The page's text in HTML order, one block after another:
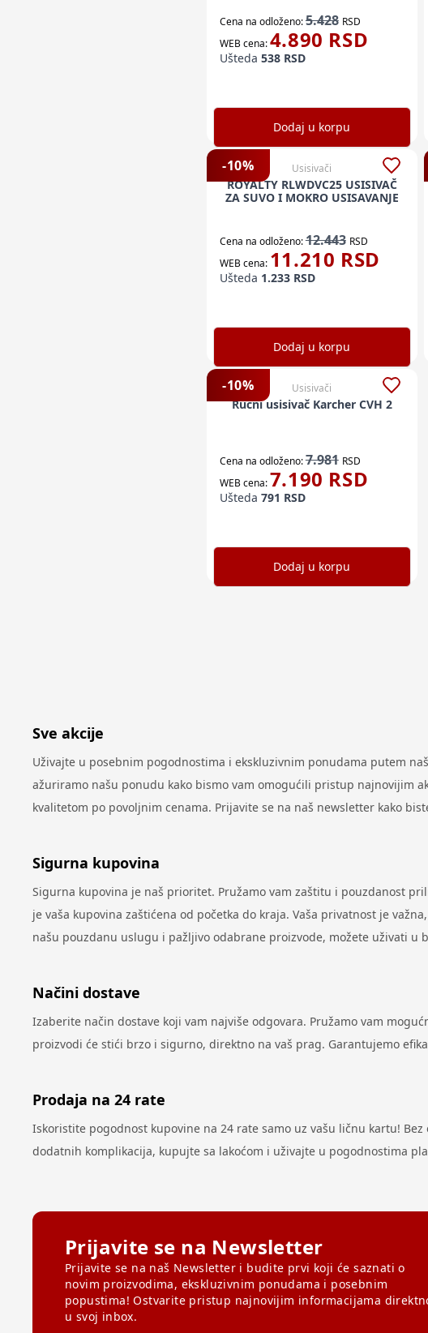
Cena na odloženo:5.428 RSD
WEB cena:4.890 RSD
Ušteda 538RSD
Dodaj u korpu
-10% Usisivači
ROYALTY RLWDVC25 USISIVAČ
ZA SUVO I MOKRO USISAVANJE
Cena na odloženo:12.443 RSD
WEB cena: 11.210 RSD
Ušteda 1.233RSD
Dodaj u korpu
-10% Usisivači
Ručni usisivač Karcher CVH 2
Cena na odloženo:7.981 RSD
WEB cena:7.190 RSD
Ušteda 791 RSD
Dodaj u korpu
Sve akcije
Uživajte u posebnim pogodnostima i ekskluzivnim ponudama putem
ažuriramo našu ponudu kako bismo vam omogućili pristup najnovijim
kvalitetom po povoljnim cenama. Prijavite se na naš newsletter kako
Sigurna kupovina
Sigurna kupovina je naš prioritet. Pružamo vam zaštitu i pouzdanost
je vaša kupovina zaštićena od početka do kraja. Vaša privatnost je
našu pouzdanu uslugu i pažljivo odabrane proizvode, možete uživati u
Načini dostave
Izaberite način dostave koji vam najviše odgovara. Pružamo vam
proizvodi će stići brzo i sigurno, direktno na vaš prag. Garantujemo
Prodaja na 24 rate
Iskoristite pogodnost kupovine na 24 rate samo uz vašu ličnu kartu!
dodatnih komplikacija, kupujte sa lakoćom i uživajte u pogodnostima
Prijavite se na Newsletter
Prijavite se na naš Newsletter i budite prvi koji će saznati o
novim proizvodima, ekskluzivnim ponudama i posebnim
popustima! Ostvarite pristup najnovijim informacijama
u svoj inbox.